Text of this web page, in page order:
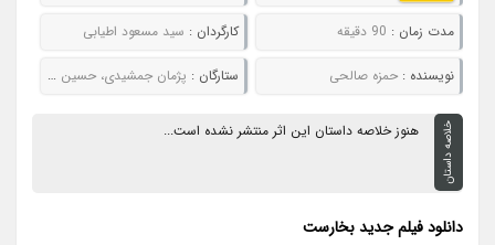
مدت زمان : 90 دقیقه کارگردان : سید مسعود اطیابی
نويسنده :حمزه صالحی ستارگان : پژمان جمشیدی، حسین یاری، امیرحسین آرمان و هادی کاظمی
خلاصه داستان هنوز خلاصه داستان این اثر منتشر نشده است...
دانلود فیلم جدید بخارست